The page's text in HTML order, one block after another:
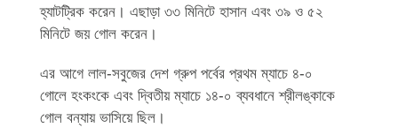
হ্যাটট্রিক করেন। এছাড়া ৩৩ মিনিটে হাসান এবং ৩৯ ও ৫২
মিনিটে জয় গোল করেন।
এর আগে লাল-সবুজের দেশ গ্রুপ পর্বের প্রথম ম্যাচে ৪-০
গোলে হংকংকে এবং দ্বিতীয় ম্যাচে ১৪-০ ব্যবধানে শ্রীলঙ্কাকে
গোল বন্যায় ভাসিয়ে ছিল।